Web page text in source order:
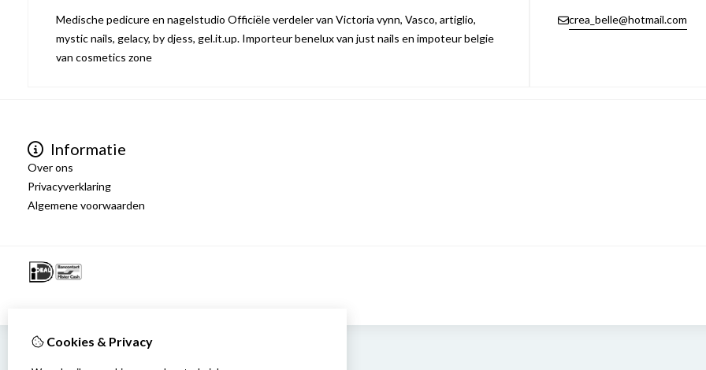
Medische pedicure en nagelstudio Officiële verdeler van Victoria vynn, Vasco, artiglio,
mystic nails, gelacy, by djess, gel.it.up. Importeur benelux van just nails en impoteur belgie
van cosmetics zone
crea_belle@hotmail.com
Informatie
Over ons
Privacyverklaring
Algemene voorwaarden
Cookies & Privacy